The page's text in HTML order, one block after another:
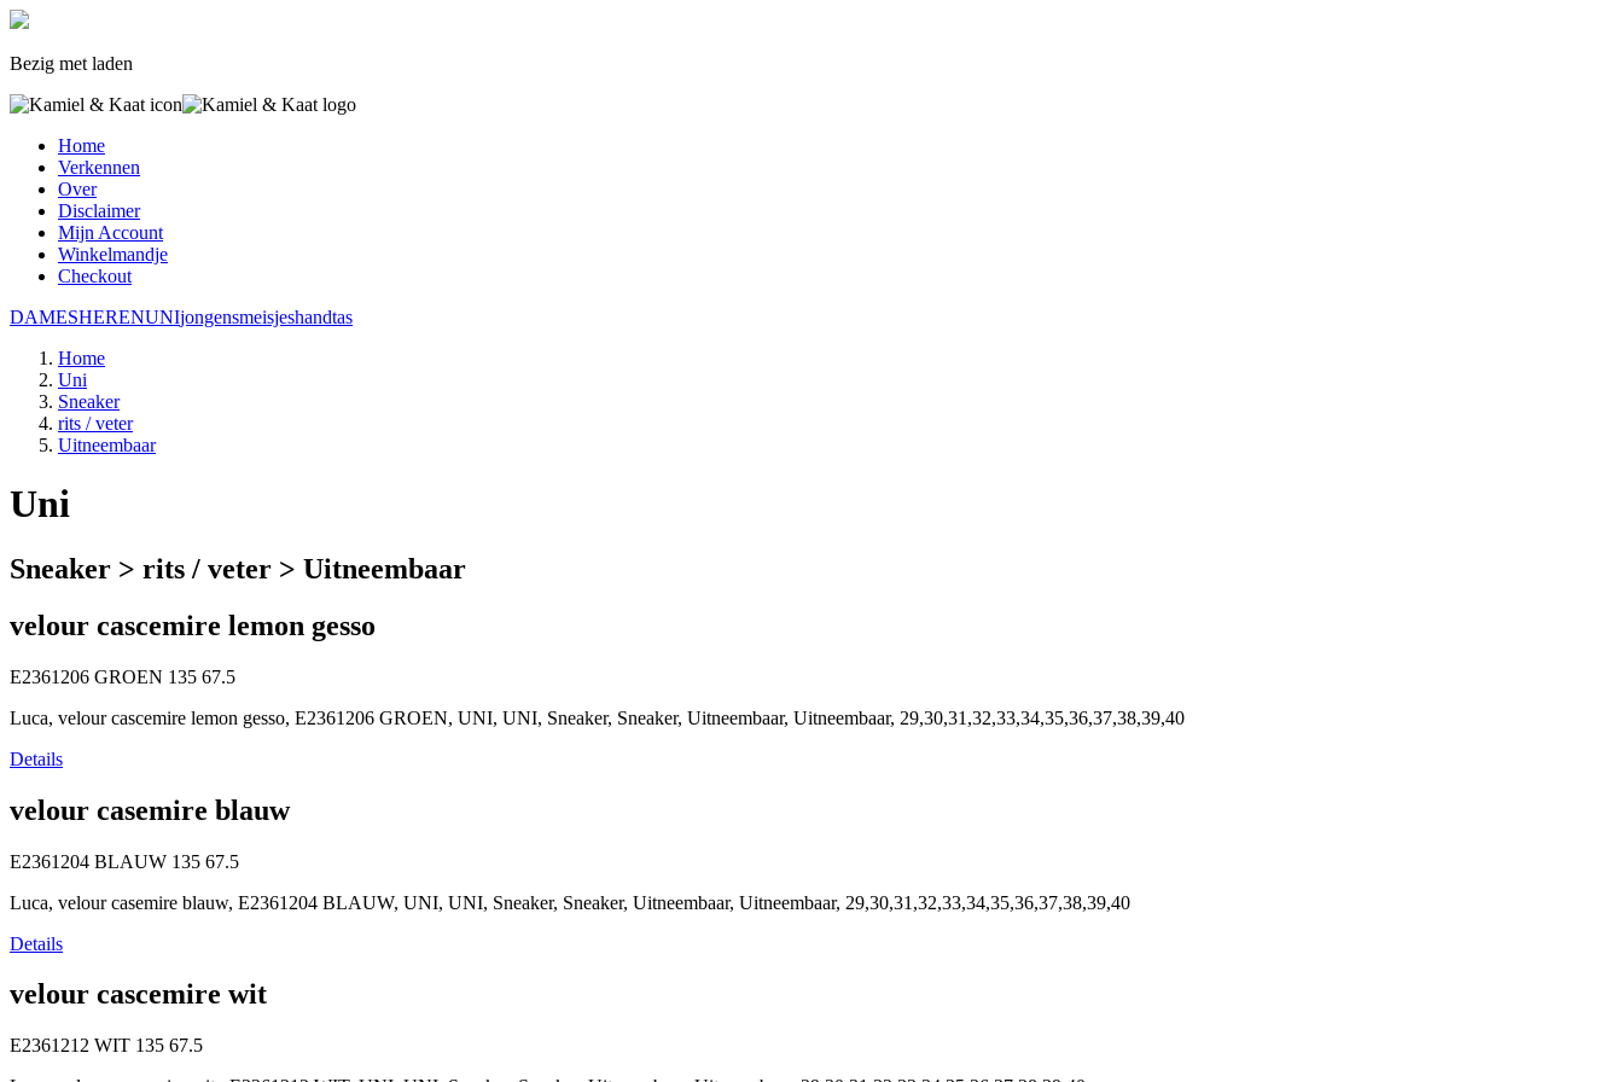
Bezig met laden
Home
Verkennen
Over
Disclaimer
Mijn Account
Winkelmandje
Checkout
DAMESHERENUNIjongensmeisjeshandtas
Home
Uni
Sneaker
rits / veter
Uitneembaar
Uni
Sneaker > rits / veter > Uitneembaar
velour cascemire lemon gesso
E2361206 GROEN 135 67.5
Luca, velour cascemire lemon gesso, E2361206 GROEN, UNI, UNI, Sneaker, Sneaker, Uitneembaar, Uitneembaar, 29,30,31,32,33,34,35,36,37,38,39,40
Details
velour casemire blauw
E2361204 BLAUW 135 67.5
Luca, velour casemire blauw, E2361204 BLAUW, UNI, UNI, Sneaker, Sneaker, Uitneembaar, Uitneembaar, 29,30,31,32,33,34,35,36,37,38,39,40
Details
velour cascemire wit
E2361212 WIT 135 67.5